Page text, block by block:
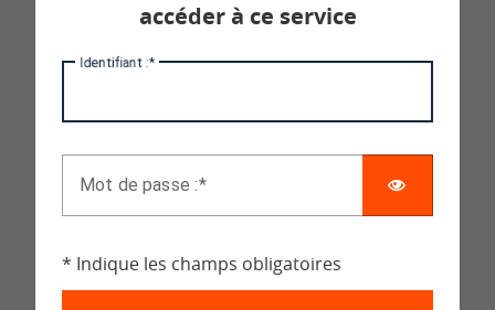
accéder à ce service
Identifiant :
Mot de passe :
* Indique les champs obligatoires